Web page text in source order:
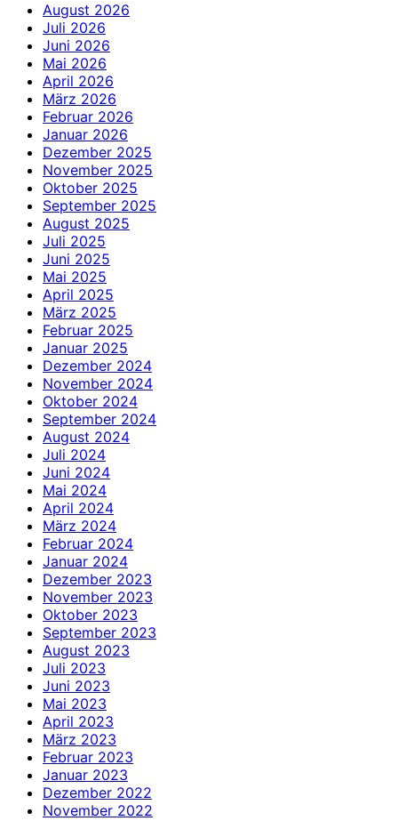
August 2026
Juli 2026
Juni 2026
Mai 2026
April 2026
März 2026
Februar 2026
Januar 2026
Dezember 2025
November 2025
Oktober 2025
September 2025
August 2025
Juli 2025
Juni 2025
Mai 2025
April 2025
März 2025
Februar 2025
Januar 2025
Dezember 2024
November 2024
Oktober 2024
September 2024
August 2024
Juli 2024
Juni 2024
Mai 2024
April 2024
März 2024
Februar 2024
Januar 2024
Dezember 2023
November 2023
Oktober 2023
September 2023
August 2023
Juli 2023
Juni 2023
Mai 2023
April 2023
März 2023
Februar 2023
Januar 2023
Dezember 2022
November 2022